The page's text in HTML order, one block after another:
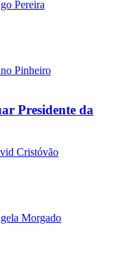
Pereira
Pinheiro
Presidente da
Cristóvão
Morgado